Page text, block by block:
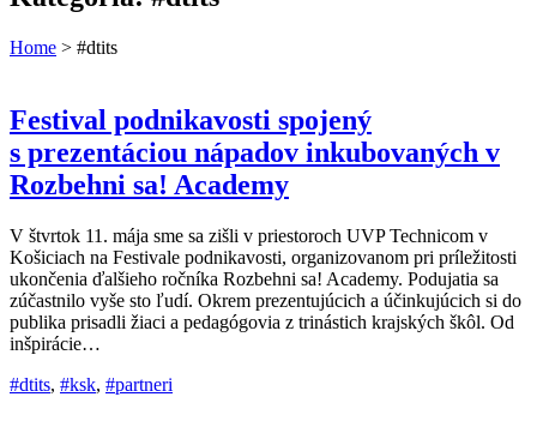
Home > #dtits
Festival podnikavosti spojený
s prezentáciou nápadov inkubovaných v
Rozbehni sa! Academy
V štvrtok 11. mája sme sa zišli v priestoroch UVP Technicom v
Košiciach na Festivale podnikavosti, organizovanom pri príležitosti
ukončenia ďalšieho ročníka Rozbehni sa! Academy. Podujatia sa
zúčastnilo vyše sto ľudí. Okrem prezentujúcich a účinkujúcich si do
publika prisadli žiaci a pedagógovia z trinástich krajských škôl. Od
inšpirácie…
#dtits, #ksk, #partneri